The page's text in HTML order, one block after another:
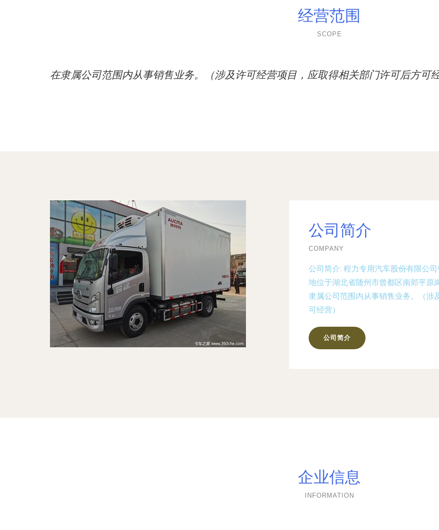
经营范围
SCOPE
在隶属公司范围内从事销售业务。（涉及许可经营项目，应取得相关部门许可后方可
公司简介
COMPANY
公司简介: 程力专用汽车股份有限公
地位于湖北省随州市曾都区南郊平原
隶属公司范围内从事销售业务。（涉
可经营）
公司简介
企业信息
INFORMATION